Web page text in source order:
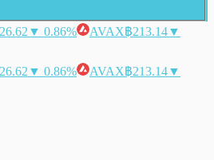
▼ 0.86% AVAX฿213.14▼
▼ 0.86% AVAX฿213.14▼